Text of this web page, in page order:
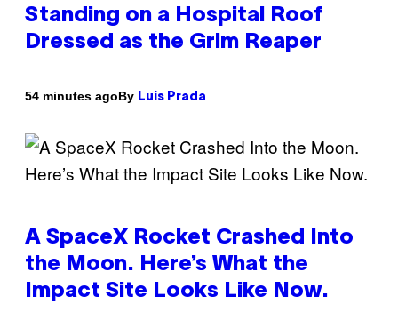
Standing on a Hospital Roof
Dressed as the Grim Reaper
54 minutes agoBy Luis Prada
A SpaceX Rocket Crashed Into
the Moon. Here’s What the
Impact Site Looks Like Now.